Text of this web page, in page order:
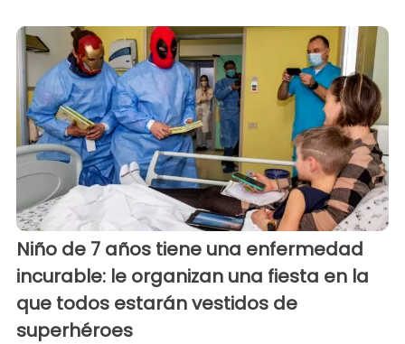
Niño de 7 años tiene una enfermedad
incurable: le organizan una fiesta en la
que todos estarán vestidos de
superhéroes